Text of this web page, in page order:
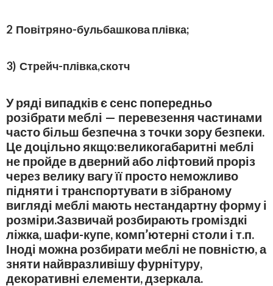
2 Повітряно-бульбашкова плівка;
3) Стрейч-плівка,скотч
У ряді випадків є сенс попередньо
розібрати меблі — перевезення частинами
часто більш безпечна з точки зору безпеки.
Це доцільно якщо:великогабаритні меблі
не пройде в дверний або ліфтовий проріз
через велику вагу її просто неможливо
підняти і транспортувати в зібраному
вигляді меблі мають нестандартну форму і
розміри.Зазвичай розбирають громіздкі
ліжка, шафи-купе, комп’ютерні столи і т.п.
Іноді можна розбирати меблі не повністю, а
зняти найвразливішу фурнітуру,
декоративні елементи, дзеркала.